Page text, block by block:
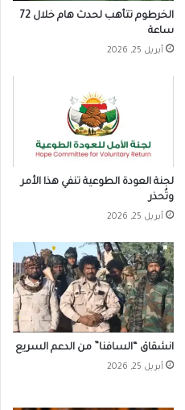
الخرطوم تتأهب لحدث هام خلال 72
ساعة
أبريل 25, 2026
لجنة العودة الطوعية تنفي هذا الأمر
وتُحذر
أبريل 25, 2026
انشقاق “السافنا” من الدعم السريع
أبريل 25, 2026